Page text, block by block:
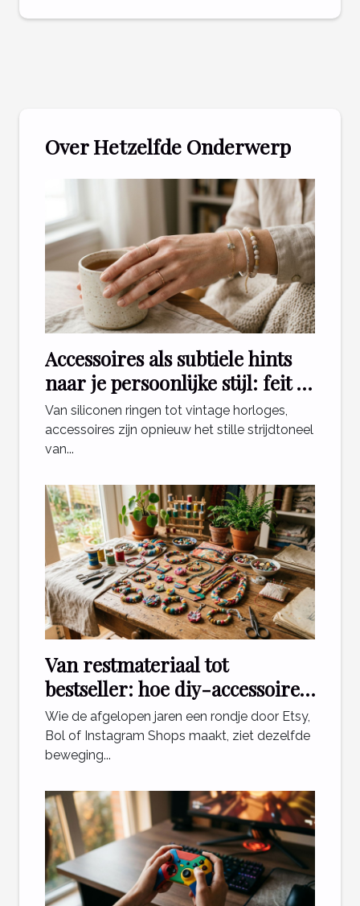
Over Hetzelfde Onderwerp
Accessoires als subtiele hints
naar je persoonlijke stijl: feit of
fabel?
Van siliconen ringen tot vintage horloges,
accessoires zijn opnieuw het stille strijdtoneel
van...
Van restmateriaal tot
bestseller: hoe diy-accessoires
de e-commerce veranderen
Wie de afgelopen jaren een rondje door Etsy,
Bol of Instagram Shops maakt, ziet dezelfde
beweging...